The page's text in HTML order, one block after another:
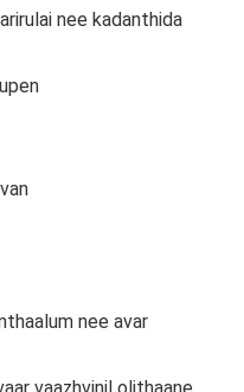
nee kadanthida
nee avar